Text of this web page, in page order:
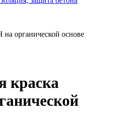
органической основе
краска